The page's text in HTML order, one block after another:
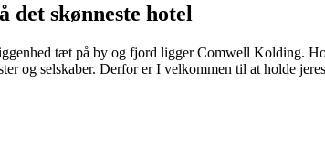
det skønneste hotel
tæt på by og fjord ligger Comwell Kolding.
og selskaber. Derfor er I velkommen til at holde